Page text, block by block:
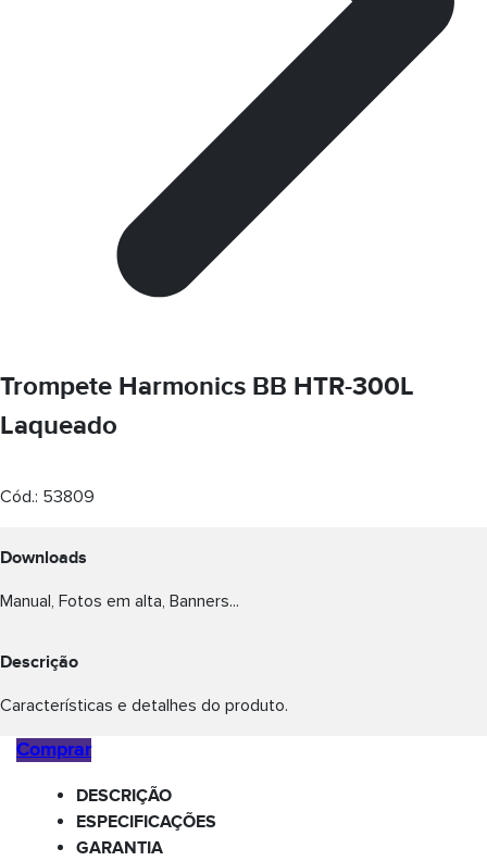
Trompete Harmonics BB HTR-300L
Laqueado
Cód.: 53809
Downloads
Manual, Fotos em alta, Banners...
Descrição
Características e detalhes do produto.
Comprar
DESCRIÇÃO
ESPECIFICAÇÕES
GARANTIA